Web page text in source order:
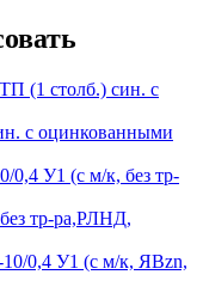
с оцинкованными
тр-ра,РЛНД,